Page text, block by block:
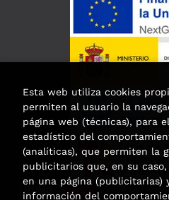
Esta
Esta web utiliza cookies
permiten al usuario la
página web (técnicas), para
estadístico del
(analíticas), que permiten la
publicitarios que, en su
en una página (publicitarias)
información del